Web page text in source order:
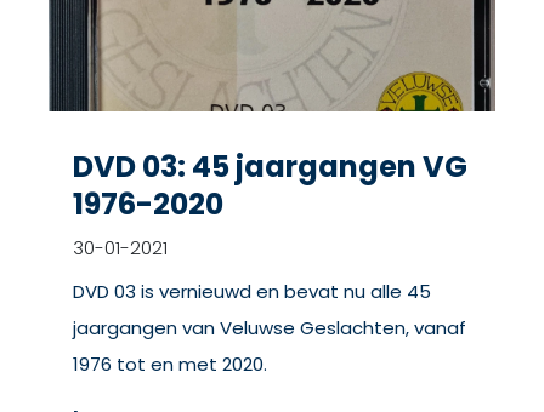
DVD 03: 45 jaargangen VG
1976-2020
30-01-2021
DVD 03 is vernieuwd en bevat nu alle 45
jaargangen van Veluwse Geslachten, vanaf
1976 tot en met 2020.